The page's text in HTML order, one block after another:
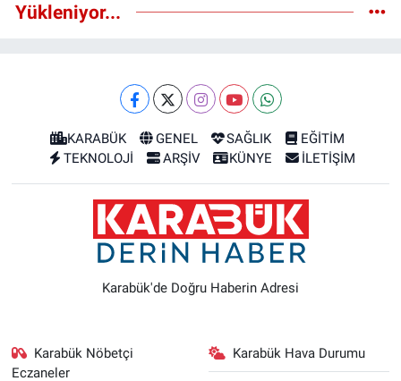
Yükleniyor...
KARABÜK GENEL SAĞLIK
EĞİTİM
TEKNOLOJİ
ARŞİV KÜNYE İLETİŞİM
Karabük'de Doğru Haberin Adresi
Karabük Nöbetçi
Eczaneler
Karabük Hava Durumu